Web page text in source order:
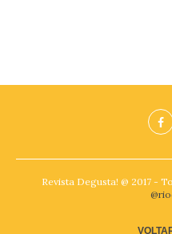
Revista Degusta! @ 2017 -